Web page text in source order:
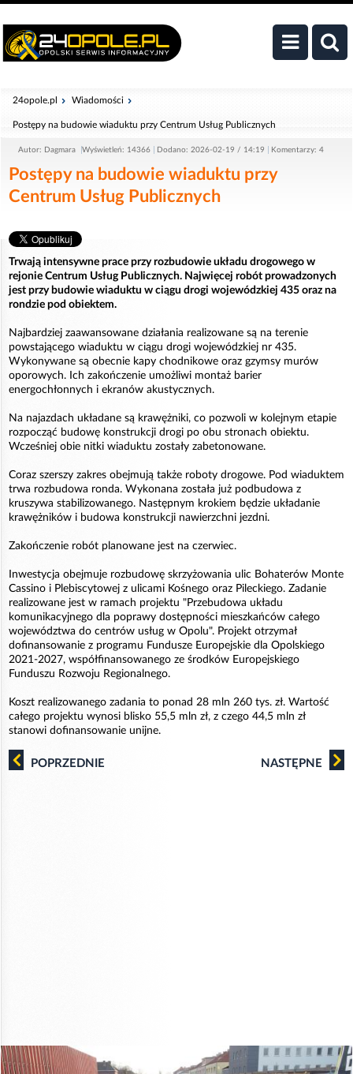
24opole.pl Wiadomości
Postępy na budowie wiaduktu przy Centrum Usług Publicznych
Autor: Dagmara Wyświetleń: 14366 Dodano: 2026-02-19 / 14:19 Komentarzy: 4
Postępy na budowie wiaduktu przy
Centrum Usług Publicznych
Trwają intensywne prace przy rozbudowie układu drogowego w
rejonie Centrum Usług Publicznych. Najwięcej robót prowadzonych
jest przy budowie wiaduktu w ciągu drogi wojewódzkiej 435 oraz na
rondzie pod obiektem.
Najbardziej zaawansowane działania realizowane są na terenie
powstającego wiaduktu w ciągu drogi wojewódzkiej nr 435.
Wykonywane są obecnie kapy chodnikowe oraz gzymsy murów
oporowych. Ich zakończenie umożliwi montaż barier
energochłonnych i ekranów akustycznych.
Na najazdach układane są krawężniki, co pozwoli w kolejnym etapie
rozpocząć budowę konstrukcji drogi po obu stronach obiektu.
Wcześniej obie nitki wiaduktu zostały zabetonowane.
Coraz szerszy zakres obejmują także roboty drogowe. Pod wiaduktem
trwa rozbudowa ronda. Wykonana została już podbudowa z
kruszywa stabilizowanego. Następnym krokiem będzie układanie
krawężników i budowa konstrukcji nawierzchni jezdni.
Zakończenie robót planowane jest na czerwiec.
Inwestycja obejmuje rozbudowę skrzyżowania ulic Bohaterów Monte
Cassino i Plebiscytowej z ulicami Kośnego oraz Pileckiego. Zadanie
realizowane jest w ramach projektu "Przebudowa układu
komunikacyjnego dla poprawy dostępności mieszkańców całego
województwa do centrów usług w Opolu". Projekt otrzymał
dofinansowanie z programu Fundusze Europejskie dla Opolskiego
2021-2027, współfinansowanego ze środków Europejskiego
Funduszu Rozwoju Regionalnego.
Koszt realizowanego zadania to ponad 28 mln 260 tys. zł. Wartość
całego projektu wynosi blisko 55,5 mln zł, z czego 44,5 mln zł
stanowi dofinansowanie unijne.
POPRZEDNIE NASTĘPNE